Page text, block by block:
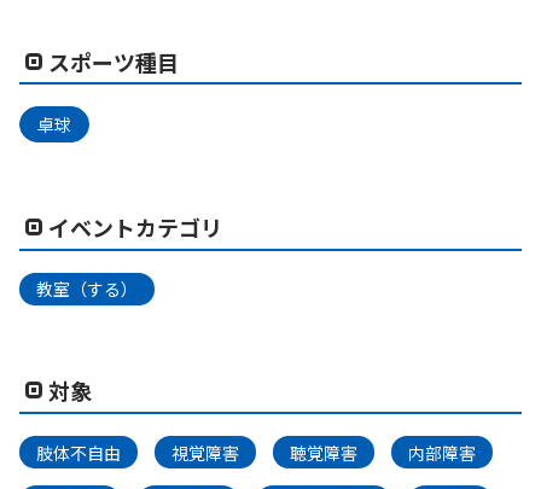
スポーツ種目
卓球
イベントカテゴリ
教室（する）
対象
肢体不自由 視覚障害 聴覚障害 内部障害